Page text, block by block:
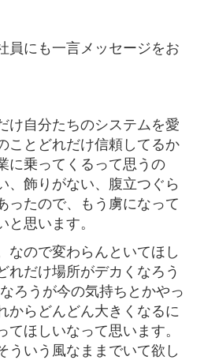
員にも一言メッセージをお
け自分たちのシステムを愛
ことどれだけ信頼してるか
に乗ってくるって思うの
、飾りがない、腹立つぐら
ったので、もう虜になって
と思います。
なので変わらんといてほし
れだけ場所がデカくなろう
ろうが今の気持ちとかやっ
からどんどん大きくなるに
てほしいなって思います。
ういう風なままでいて欲し